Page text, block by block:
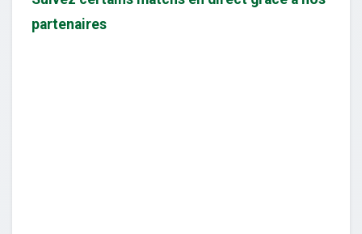
partenaires